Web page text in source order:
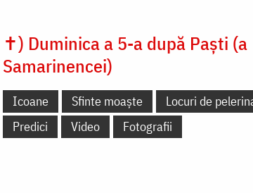
✝) Duminica a 5-a după Paști (a
Samarinencei)
Icoane Sfinte moaște
Locuri de
Predici
Video Fotografii